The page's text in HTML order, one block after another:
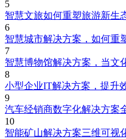
5
智慧文旅如何重塑旅游新生
6
智慧城市解决方案，如何重
7
智慧博物馆解决方案，当文
8
小型企业IT解决方案，提升
9
汽车经销商数字化解决方案
10
智能矿山解决方案三维可视